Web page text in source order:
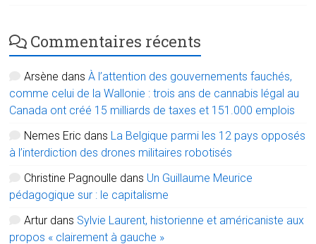
Commentaires récents
Arsène dansÀ l’attention des gouvernements fauchés,
comme celui de la Wallonie : trois ans de cannabis légal au
Canada ont créé 15 milliards de taxes et 151.000 emplois
Nemes Eric dans La Belgique parmi les 12 pays opposés
à l’interdiction des drones militaires robotisés
Christine Pagnoulle dans Un Guillaume Meurice
pédagogique sur : le capitalisme
Artur dans Sylvie Laurent, historienne et américaniste aux
propos « clairement à gauche »